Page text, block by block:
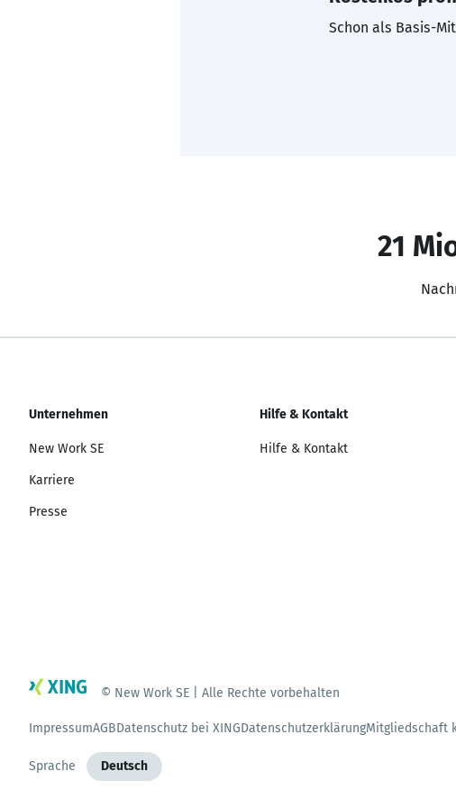
Schon als Basis-
21
Unternehmen
New Work SE
Karriere
Presse
Hilfe & Kontakt
Hilfe & Kontakt
© New Work SE | Alle Rechte vorbehalten
ImpressumAGBDatenschutz bei XINGDatenschutzerklärungMitgliedschaft
Sprache Deutsch